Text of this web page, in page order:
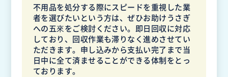
不用品を処分する際にスピードを重視した業
者を選びたいという方は、ぜひお助けうさぎ
への五來をご検討ください。即日回収に対応
しており、回収作業も滞りなく進めさせてい
ただきます。申し込みから支払い完了まで当
日中に全て済ませることができる体制をとっ
ております。